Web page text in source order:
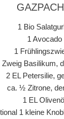
1 Bio
1 Avocado
1
Zweig Basilikum,
2 EL Petersilie,
ca. ½ Zitrone,
1 EL
1 kleine